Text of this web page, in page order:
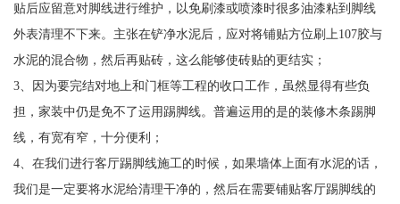
贴后应留意对脚线进行维护，以免刷漆或喷漆时很多油漆粘到脚线
外表清理不下来。主张在铲净水泥后，应对将铺贴方位刷上107胶与
水泥的混合物，然后再贴砖，这么能够使砖贴的更结实；
3、因为要完结对地上和门框等工程的收口工作，虽然显得有些负
担，家装中仍是免不了运用踢脚线。普遍运用的是的装修木条踢脚
线，有宽有窄，十分便利；
4、在我们进行客厅踢脚线施工的时候，如果墙体上面有水泥的话，
我们是一定要将水泥给清理干净的，然后在需要铺贴客厅踢脚线的